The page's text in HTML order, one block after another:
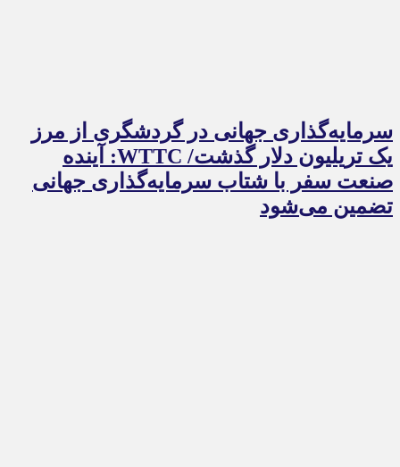
سرمایه‌گذاری جهانی در گردشگری از مرز
یک تریلیون دلار گذشت/ WTTC: آینده
صنعت سفر با شتاب سرمایه‌گذاری جهانی
تضمین می‌شود